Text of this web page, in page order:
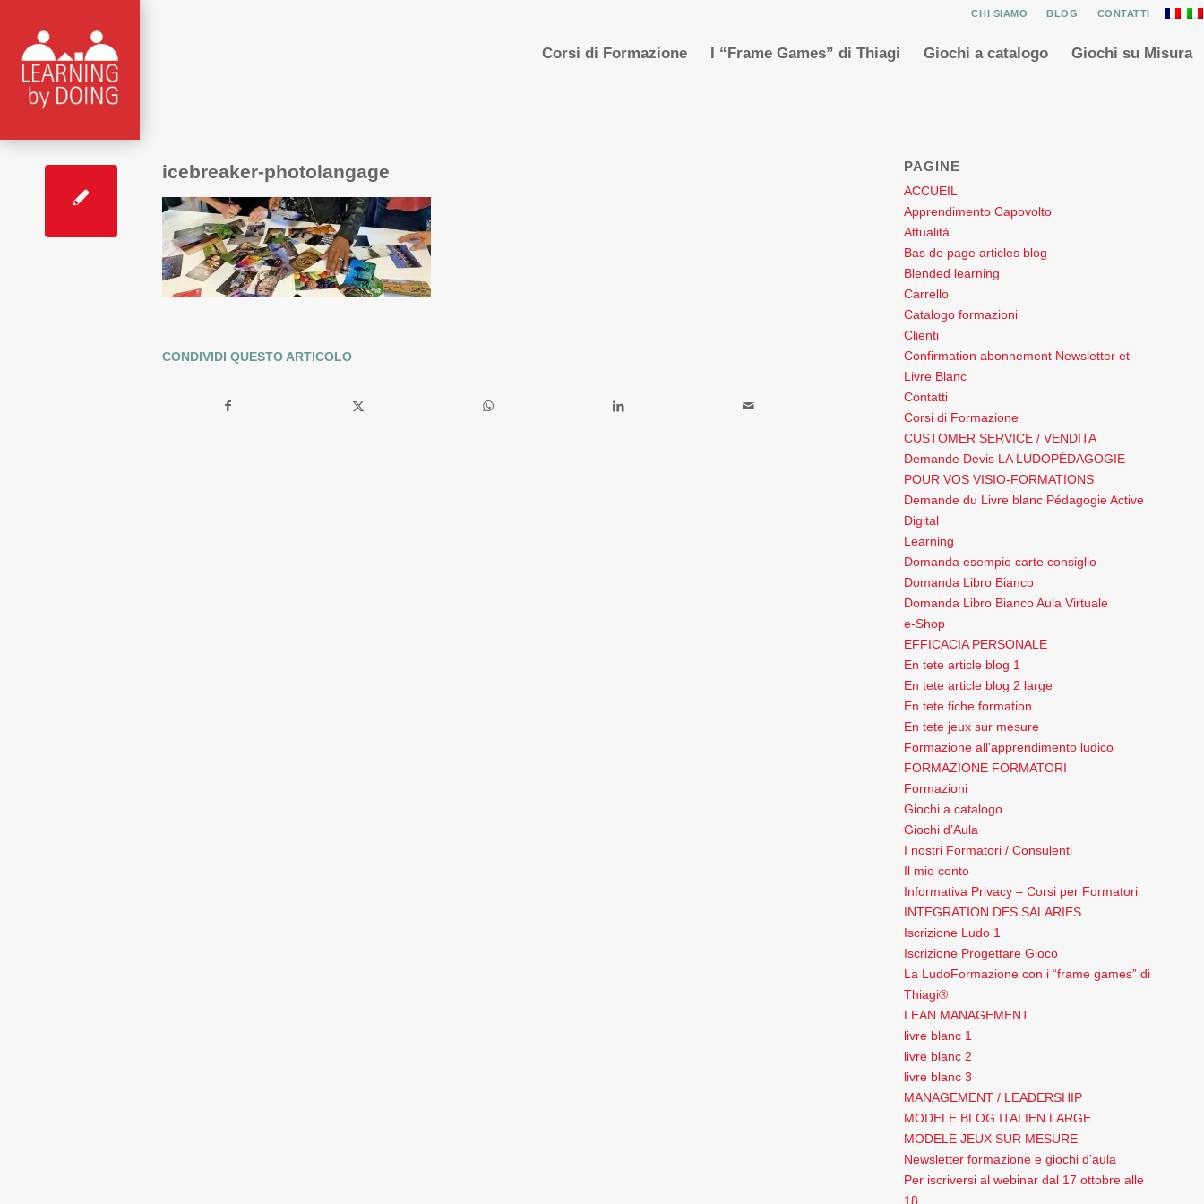
CHI SIAMO BLOG CONTATTI
Corsi di Formazione I “Frame Games” di Thiagi Giochi a catalogo Giochi su Misura
icebreaker-photolangage
CONDIVIDI QUESTO ARTICOLO
PAGINE
ACCUEIL
Apprendimento Capovolto
Attualità
Bas de page articles blog
Blended learning
Carrello
Catalogo formazioni
Clienti
Confirmation abonnement Newsletter et
Livre Blanc
Contatti
Corsi di Formazione
CUSTOMER SERVICE / VENDITA
Demande Devis LA LUDOPÉDAGOGIE
POUR VOS VISIO-FORMATIONS
Demande du Livre blanc Pédagogie Active
Digital
Learning
Domanda esempio carte consiglio
Domanda Libro Bianco
Domanda Libro Bianco Aula Virtuale
e-Shop
EFFICACIA PERSONALE
En tete article blog 1
En tete article blog 2 large
En tete fiche formation
En tete jeux sur mesure
Formazione all’apprendimento ludico
FORMAZIONE FORMATORI
Formazioni
Giochi a catalogo
Giochi d’Aula
I nostri Formatori / Consulenti
Il mio conto
Informativa Privacy – Corsi per Formatori
INTEGRATION DES SALARIES
Iscrizione Ludo 1
Iscrizione Progettare Gioco
La LudoFormazione con i “frame games” di
Thiagi®
LEAN MANAGEMENT
livre blanc 1
livre blanc 2
livre blanc 3
MANAGEMENT / LEADERSHIP
MODELE BLOG ITALIEN LARGE
MODELE JEUX SUR MESURE
Newsletter formazione e giochi d’aula
Per iscriversi al webinar dal 17 ottobre alle
18